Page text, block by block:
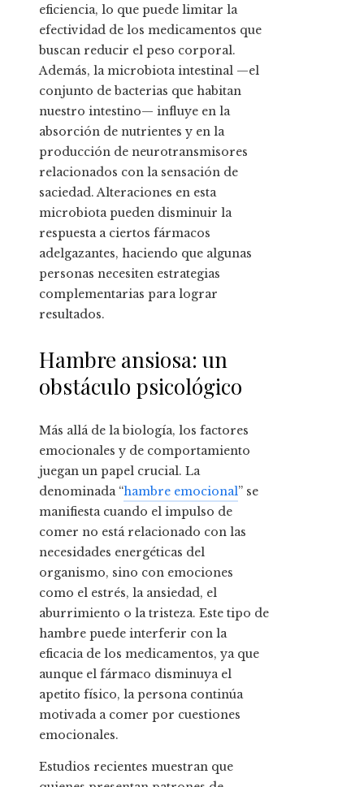
eficiencia, lo que puede limitar la
efectividad de los medicamentos que
buscan reducir el peso corporal.
Además, la microbiota intestinal —el
conjunto de bacterias que habitan
nuestro intestino— influye en la
absorción de nutrientes y en la
producción de neurotransmisores
relacionados con la sensación de
saciedad. Alteraciones en esta
microbiota pueden disminuir la
respuesta a ciertos fármacos
adelgazantes, haciendo que algunas
personas necesiten estrategias
complementarias para lograr
resultados.
Hambre ansiosa: un
obstáculo psicológico
Más allá de la biología, los factores
emocionales y de comportamiento
juegan un papel crucial. La
denominada “hambre emocional” se
manifiesta cuando el impulso de
comer no está relacionado con las
necesidades energéticas del
organismo, sino con emociones
como el estrés, la ansiedad, el
aburrimiento o la tristeza. Este tipo de
hambre puede interferir con la
eficacia de los medicamentos, ya que
aunque el fármaco disminuya el
apetito físico, la persona continúa
motivada a comer por cuestiones
emocionales.
Estudios recientes muestran que